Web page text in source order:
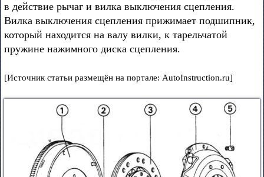
в действие рычаг и вилка выключения сцепления.
Вилка выключения сцепления прижимает подшипник,
который находится на валу вилки, к тарельчатой
пружине нажимного диска сцепления.
[Источник статьи размещён на портале: AutoInstruction.ru]